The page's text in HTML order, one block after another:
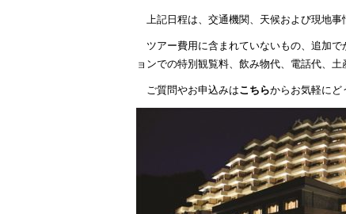
上記日程は、交通機関、天候および現地事
ツアー費用に含まれていないもの、追加で
ョンでの特別観覧料、飲み物代、電話代、
ご質問やお申込みはこちらからお気軽にど